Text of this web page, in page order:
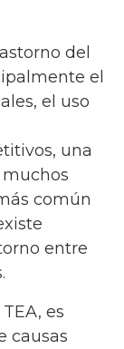
del
el
el uso
una
común
entre
es
causas